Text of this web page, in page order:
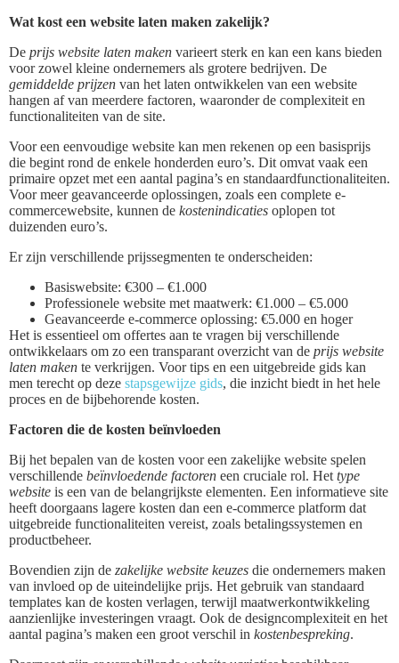
Wat kost een website laten maken zakelijk?
De prijs website laten maken varieert sterk en kan een kans bieden
voor zowel kleine ondernemers als grotere bedrijven. De
gemiddelde prijzen van het laten ontwikkelen van een website
hangen af van meerdere factoren, waaronder de complexiteit en
functionaliteiten van de site.
Voor een eenvoudige website kan men rekenen op een basisprijs
die begint rond de enkele honderden euro’s. Dit omvat vaak een
primaire opzet met een aantal pagina’s en standaardfunctionaliteiten.
Voor meer geavanceerde oplossingen, zoals een complete e-
commercewebsite, kunnen de kostenindicaties oplopen tot
duizenden euro’s.
Er zijn verschillende prijssegmenten te onderscheiden:
Basiswebsite: €300 – €1.000
Professionele website met maatwerk: €1.000 – €5.000
Geavanceerde e-commerce oplossing: €5.000 en hoger
Het is essentieel om offertes aan te vragen bij verschillende
ontwikkelaars om zo een transparant overzicht van de prijs website
laten maken te verkrijgen. Voor tips en een uitgebreide gids kan
men terecht op deze stapsgewijze gids, die inzicht biedt in het hele
proces en de bijbehorende kosten.
Factoren die de kosten beïnvloeden
Bij het bepalen van de kosten voor een zakelijke website spelen
verschillende beïnvloedende factoren een cruciale rol. Het type
website is een van de belangrijkste elementen. Een informatieve site
heeft doorgaans lagere kosten dan een e-commerce platform dat
uitgebreide functionaliteiten vereist, zoals betalingssystemen en
productbeheer.
Bovendien zijn de zakelijke website keuzes die ondernemers maken
van invloed op de uiteindelijke prijs. Het gebruik van standaard
templates kan de kosten verlagen, terwijl maatwerkontwikkeling
aanzienlijke investeringen vraagt. Ook de designcomplexiteit en het
aantal pagina’s maken een groot verschil in kostenbespreking.